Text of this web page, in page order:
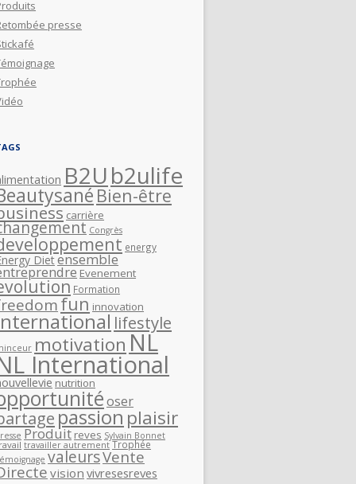
presse
B2Ub2ulife
Bien-être
carrière
Congrès
energy
Dietensemble
Evenement
Formation
fun innovation
lifestyle
motivationNL
International
nutrition
oser
passion plaisir
Produit reves Sylvain Bonnet
travailler autrement Trophée
valeursVente
vision vivresesreves